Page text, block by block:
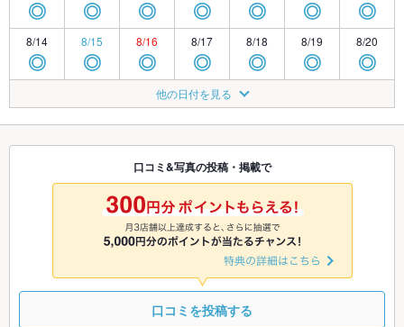
◎ ◎ ◎ ◎ ◎ ◎ ◎
8/14
◎
8/15
◎
8/16
◎
8/17
◎
8/18
◎
8/19
◎
8/20
◎
◎ ◎
8/23
◎
8/24
◎
8/25
◎ ◎ ◎
8/28 8/29 8/30
◎
8/31
◎
9/1
◎
9/2 9/3
9/6
◎ ◎ ◎ ◎
他の日付を見る
口コミ&写真の投稿・掲載で
口コミを投稿する